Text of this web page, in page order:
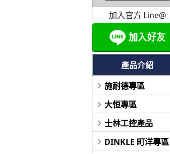
加入官方 Line@
產品介紹
施耐德專區
大恒專區
士林工控產品
DINKLE 町洋專區